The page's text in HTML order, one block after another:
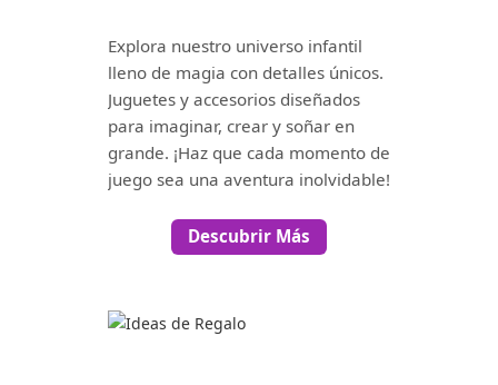
Explora nuestro universo infantil
lleno de magia con detalles únicos.
Juguetes y accesorios diseñados
para imaginar, crear y soñar en
grande. ¡Haz que cada momento de
juego sea una aventura inolvidable!
Descubrir Más